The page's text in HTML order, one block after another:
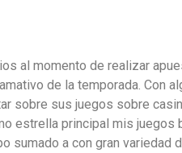
al momento de realizar
de la temporada. Con
sobre sus juegos sobre
estrella principal mis
a con gran variedad